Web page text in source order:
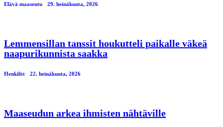
Elävä maaseutu 29. heinäkuuta, 2026
Lemmensillan tanssit houkutteli paikalle väkeä
naapurikunnista saakka
Henkilöt 22. heinäkuuta, 2026
Maaseudun arkea ihmisten nähtäville